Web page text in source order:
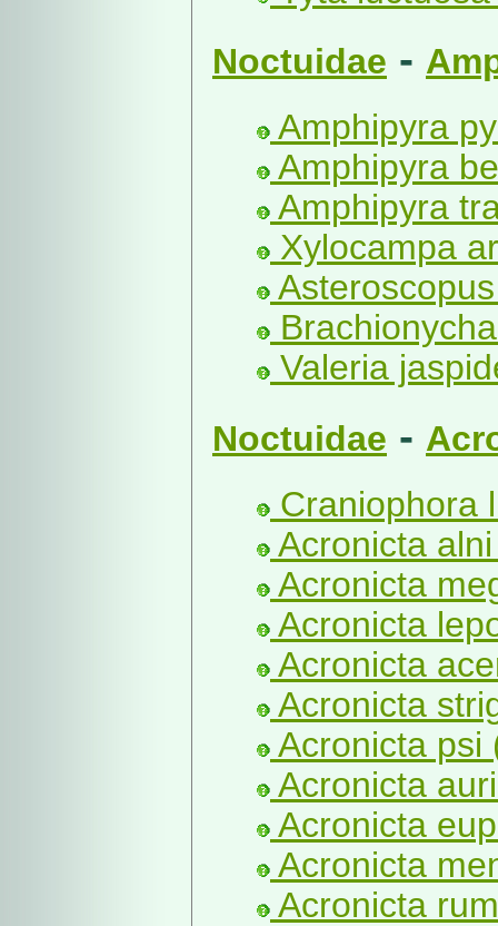
Noctuidae -
Amphipyra
Amphipyra
Amphipyra
Xylocampa
Valeria
Noctuidae -
Craniophora
Acronicta
Acronicta
Acronicta
Acronicta
Acronicta
Acronicta psi
Acronicta
Acronicta
Acronicta
Acronicta